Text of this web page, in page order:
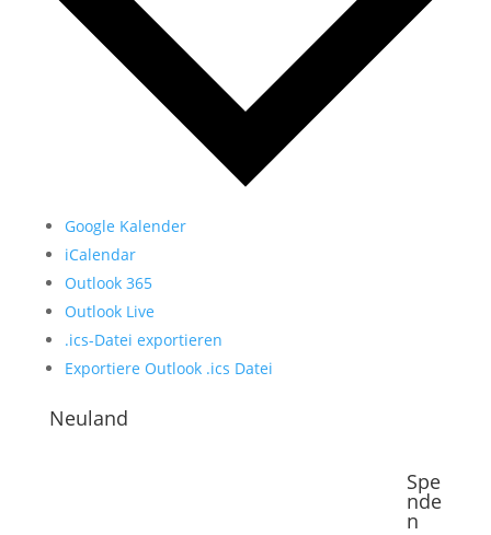
Google Kalender
iCalendar
Outlook 365
Outlook Live
.ics-Datei exportieren
Exportiere Outlook .ics Datei
Neuland
Spe
nde
n